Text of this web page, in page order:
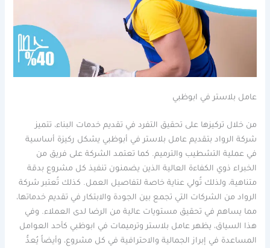
عامل بلاستر في ابوظبي
من خلال تركيزها على تحقيق التفرد في تقديم خدمات البناء، تتميز
شركة الرواد بتقديم عامل بلاستر في أبوظبي يشكل ركيزة أساسية
في عملية التشطيب والترميم. كما تعتمد الشركة على فريق من
الخبراء ذوي الكفاءة العالية الذين يضمنون تنفيذ كل مشروع بدقة
متناهية، ولذلك تُولي عناية خاصة لتفاصيل العمل. كذلك تُعتبر شركة
الرواد من الشركات التي تجمع بين الجودة والابتكار في تقديم خدماتها،
مما يساهم في تحقيق مستويات عالية من الرضا لدى العملاء. وفي
هذا السياق، يظهر عامل بلاستر وترميمات في ابوظبي كأحد العوامل
المساعدة في إبراز الجمالية والاحترافية في كل مشروع، وأيضاً يُعدُّ